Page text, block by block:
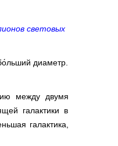
световых
диаметр.
между двумя
галактики в
галактика,